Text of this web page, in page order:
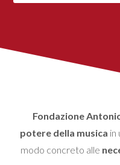
Fondazione
potere della musica in
modo concreto alle